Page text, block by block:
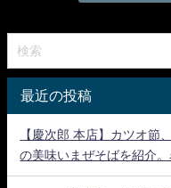
最近の投稿
【慶次郎 本店】カツオ節
の美味いまぜそばを紹介